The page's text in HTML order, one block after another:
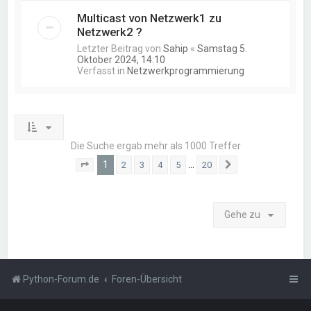
Multicast von Netzwerk1 zu
Netzwerk2 ?
Letzter Beitrag vonSahip «Samstag 5.
Oktober 2024, 14:10
Verfasst in Netzwerkprogrammierung
Die Suche ergab mehr als 1000 Treffer
Seite von 20
1 2 3 4 5 … 20
Gehe zu
Python-Forum.de Foren-Übersicht